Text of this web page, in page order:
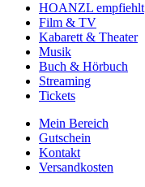
HOANZL empfiehlt
Film & TV
Kabarett & Theater
Musik
Buch & Hörbuch
Streaming
Tickets
Mein Bereich
Gutschein
Kontakt
Versandkosten